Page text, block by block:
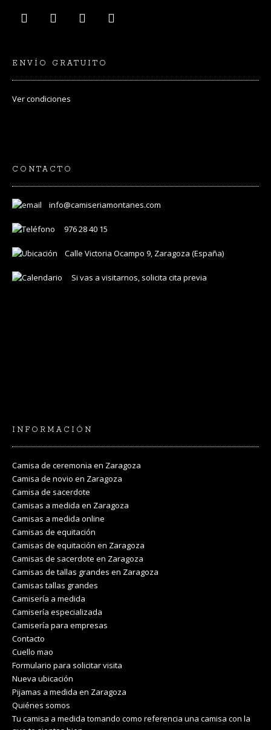
ENVÍO GRATUITO
Vercondiciones
CONTACTO
info@camiseriamontanes.com
976 28 40 15
Calle Victoria Ocampo 9, Zaragoza (España)
Si vas a visitarnos, solicita cita previa
INFORMACIÓN
Camisa de ceremonia en Zaragoza
Camisa de novio en Zaragoza
Camisa de sacerdote
Camisas a medida en Zaragoza
Camisas a medida online
Camisas de equitación
Camisas de equitación en Zaragoza
Camisas de sacerdote en Zaragoza
Camisas de tallas grandes en Zaragoza
Camisas tallas grandes
Camisería a medida
Camisería especializada
Camisería para empresas
Contacto
Cuello mao
Formulario para solicitar visita
Nueva ubicación
Pijamas a medida en Zaragoza
Quiénes somos
Tu camisa a medida tomando como referencia una camisa con la